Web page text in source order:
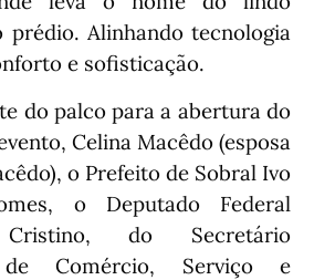
prédio. Alinhando tecnologia
e sofisticação.
do palco para a abertura do
Celina Macêdo (esposa
o Prefeito de Sobral Ivo
o Deputado Federal
Cristino, do Secretário
de Comércio, Serviço e